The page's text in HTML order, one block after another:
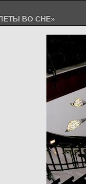
ВО СНЕ»